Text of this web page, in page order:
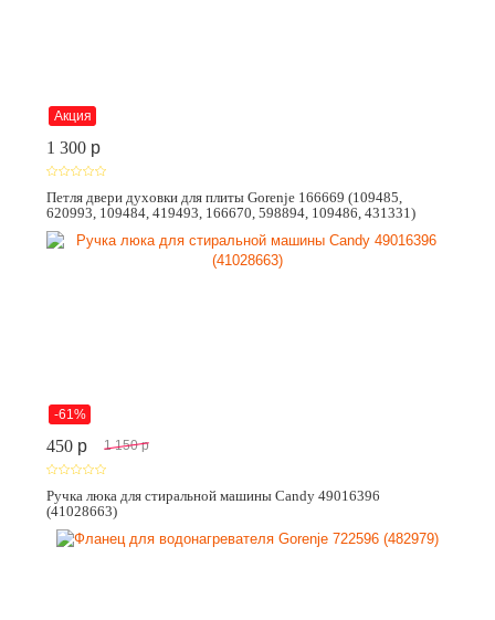
Акция
1 300 p
Петля двери духовки для плиты Gorenje 166669 (109485,
620993, 109484, 419493, 166670, 598894, 109486, 431331)
-61%
450 p 1 150 p
Ручка люка для стиральной машины Candy 49016396
(41028663)